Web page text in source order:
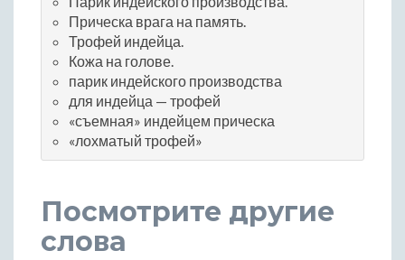
Прическа врага на память.
Трофей индейца.
Кожа на голове.
парик индейского производства
для индейца — трофей
«съемная» индейцем прическа
«лохматый трофей»
Посмотрите другие
слова